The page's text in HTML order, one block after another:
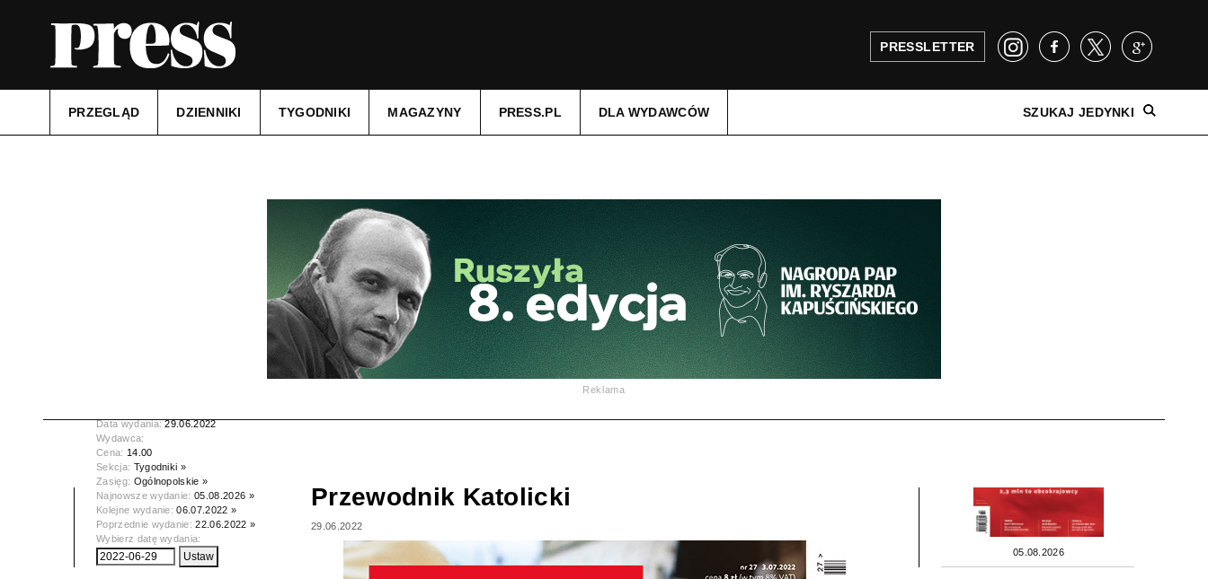
PRESSLETTER
PRZEGLĄD DZIENNIKI TYGODNIKI MAGAZYNY PRESS.PL DLA WYDAWCÓW SZUKAJ JEDYNKI
Reklama
Data wydania:29.06.2022
Wydawca:
Cena: 14.00
Sekcja: Tygodniki »
Zasięg: Ogólnopolskie »
Najnowsze wydanie:05.08.2026 »
Kolejne wydanie:06.07.2022 »
Poprzednie wydanie:22.06.2022 »
Wybierz datę wydania:
Przewodnik Katolicki
29.06.2022
05.08.2026